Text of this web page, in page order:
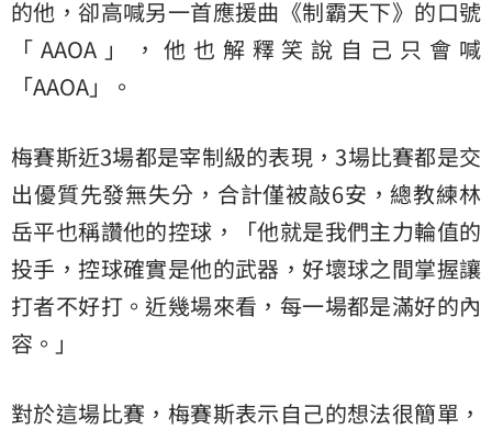
的他，卻高喊另一首應援曲《制霸天下》的口號
「AAOA」，他也解釋笑說自己只會喊
「AAOA」。
梅賽斯近3場都是宰制級的表現，3場比賽都是交
出優質先發無失分，合計僅被敲6安，總教練林
岳平也稱讚他的控球，「他就是我們主力輪值的
投手，控球確實是他的武器，好壞球之間掌握讓
打者不好打。近幾場來看，每一場都是滿好的內
容。」
對於這場比賽，梅賽斯表示自己的想法很簡單，